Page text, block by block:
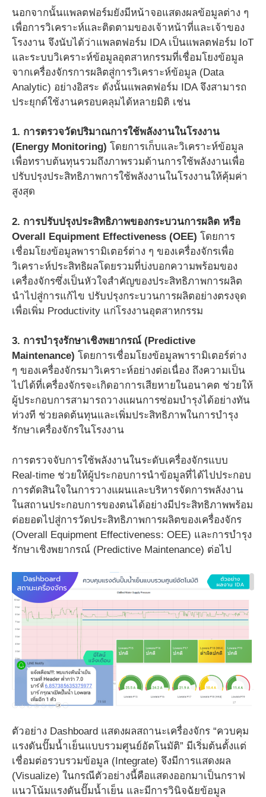
นอกจากนั้นแพลตฟอร์มยังมีหน้าจอแสดงผลข้อมูลต่าง ๆ
เพื่อการวิเคราะห์และติดตามของเจ้าหน้าที่และเจ้าของ
โรงงาน จึงนับได้ว่าแพลตฟอร์ม IDA เป็นแพลตฟอร์ม IoT
และระบบวิเคราะห์ข้อมูลอุตสาหกรรมที่เชื่อมโยงข้อมูล
จากเครื่องจักรการผลิตสู่การวิเคราะห์ข้อมูล (Data
Analytic) อย่างอิสระ ดังนั้นแพลตฟอร์ม IDA จึงสามารถ
ประยุกต์ใช้งานครอบคลุมได้หลายมิติ เช่น
1. การตรวจวัดปริมาณการใช้พลังงานในโรงงาน
(Energy Monitoring) โดยการเก็บและวิเคราะห์ข้อมูล
เพื่อทราบต้นทุนรวมถึงภาพรวมด้านการใช้พลังงานเพื่อ
ปรับปรุงประสิทธิภาพการใช้พลังงานในโรงงานให้คุ้มค่า
สูงสุด
2. การปรับปรุงประสิทธิภาพของกระบวนการผลิต หรือ
Overall Equipment Effectiveness (OEE) โดยการ
เชื่อมโยงข้อมูลพารามิเตอร์ต่าง ๆ ของเครื่องจักรเพื่อ
วิเคราะห์ประสิทธิผลโดยรวมที่บ่งบอกความพร้อมของ
เครื่องจักรซึ่งเป็นหัวใจสำคัญของประสิทธิภาพการผลิต
นำไปสู่การแก้ไข ปรับปรุงกระบวนการผลิตอย่างตรงจุด
เพื่อเพิ่ม Productivity แก่โรงงานอุตสาหกรรม
3. การบำรุงรักษาเชิงพยากรณ์ (Predictive
Maintenance) โดยการเชื่อมโยงข้อมูลพารามิเตอร์ต่าง
ๆ ของเครื่องจักรมาวิเคราะห์อย่างต่อเนื่อง ถึงความเป็น
ไปได้ที่เครื่องจักรจะเกิดอาการเสียหายในอนาคต ช่วยให้
ผู้ประกอบการสามารถวางแผนการซ่อมบำรุงได้อย่างทัน
ท่วงที ช่วยลดต้นทุนและเพิ่มประสิทธิภาพในการบำรุง
รักษาเครื่องจักรในโรงงาน
การตรวจจับการใช้พลังงานในระดับเครื่องจักรแบบ
Real-time ช่วยให้ผู้ประกอบการนำข้อมูลที่ได้ไปประกอบ
การตัดสินใจในการวางแผนและบริหารจัดการพลังงาน
ในสถานประกอบการของตนได้อย่างมีประสิทธิภาพพร้อม
ต่อยอดไปสู่การวัดประสิทธิภาพการผลิตของเครื่องจักร
(Overall Equipment Effectiveness: OEE) และการบำรุง
รักษาเชิงพยากรณ์ (Predictive Maintenance) ต่อไป
ตัวอย่าง Dashboard แสดงผลสถานะเครื่องจักร “ควบคุม
แรงดันปั๊มน้ำเย็นแบบรวมศูนย์อัตโนมัติ” มีเริ่มต้นตั้งแต่
เชื่อมต่อรวบรวมข้อมูล (Integrate) จึงมีการแสดงผล
(Visualize) ในกรณีตัวอย่างนี้คือแสดงออกมาเป็นกราฟ
แนวโน้มแรงดันปั๊มน้ำเย็น และมีการวินิจฉัยข้อมูล